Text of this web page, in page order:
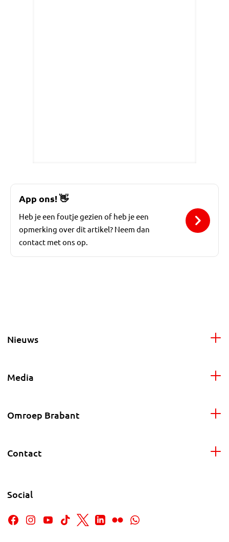
App ons!👋
Heb je een foutje gezien of heb je een
opmerking over dit artikel? Neem dan
contact met ons op.
Nieuws
Media
Omroep Brabant
Contact
Social